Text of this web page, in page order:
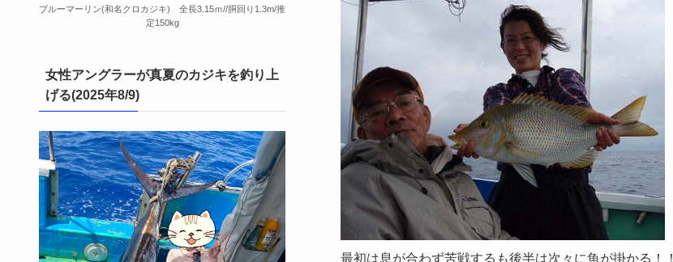
最初は息が合わず苦戦するも後半は次々に魚が掛かる！！
ブルーマーリン(和名クロカジキ) 全長3.15ｍ//胴回り1.3m/推
定150kg
女性アングラーが真夏のカジキを釣り上
げる(2025年8/9)